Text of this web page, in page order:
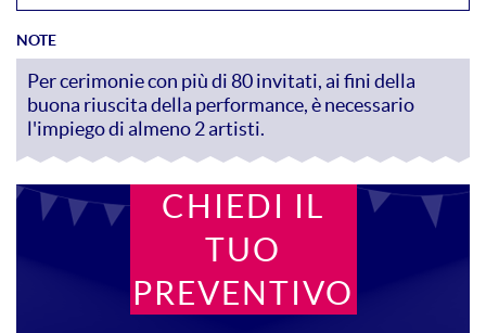
NOTE
Per cerimonie con più di 80 invitati, ai fini della
buona riuscita della performance, è necessario
l'impiego di almeno 2 artisti.
CHIEDI IL
TUO
PREVENTIVO